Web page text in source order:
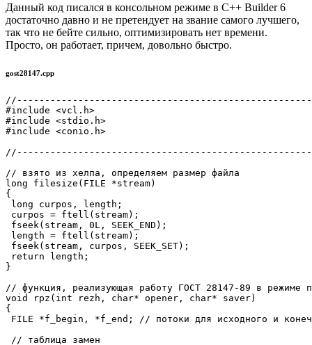
Данный код писался в консольном режиме в C++ Builder 6
достаточно давно и не претендует на звание самого лучшего,
так что не бейте сильно, оптимизировать нет времени.
Просто, он работает, причем, довольно быстро.
gost28147.cpp
#include <vcl.h>
#include <stdio.h>
#include <conio.h>
// взято из хелпа, определяем размер файла
long filesize(FILE *stream)
{
long curpos, length;
curpos = ftell(stream);
fseek(stream, 0L, SEEK_END);
length = ftell(stream);
fseek(stream, curpos, SEEK_SET);
return length;
}
// функция, реализующая работу ГОСТ 28147-89 в режиме
void rpz(int rezh, char* opener, char* saver)
{
FILE *f_begin, *f_end; // потоки для исходного и
// таблица замен